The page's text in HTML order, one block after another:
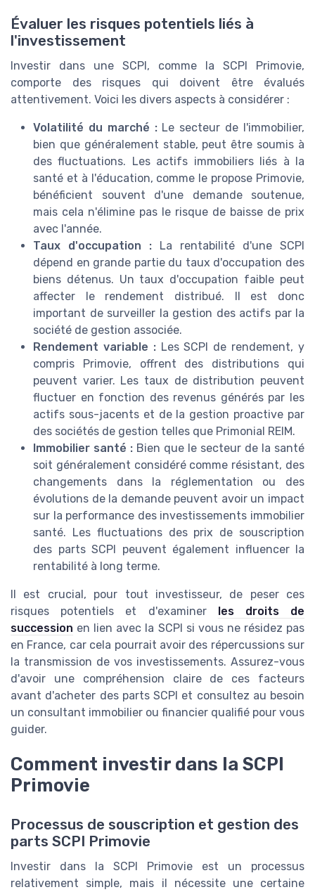
Évaluer les risques potentiels liés à
l'investissement
Investir dans une SCPI, comme la SCPI Primovie,
comporte des risques qui doivent être évalués
attentivement. Voici les divers aspects à considérer :
Volatilité du marché :Le secteur de l'immobilier,
bien que généralement stable, peut être soumis à
des fluctuations. Les actifs immobiliers liés à la
santé et à l'éducation, comme le propose Primovie,
bénéficient souvent d'une demande soutenue,
mais cela n'élimine pas le risque de baisse de prix
avec l'année.
Taux d'occupation : La rentabilité d'une SCPI
dépend en grande partie du taux d'occupation des
biens détenus. Un taux d'occupation faible peut
affecter le rendement distribué. Il est donc
important de surveiller la gestion des actifs par la
société de gestion associée.
Rendement variable :Les SCPI de rendement, y
compris Primovie, offrent des distributions qui
peuvent varier. Les taux de distribution peuvent
fluctuer en fonction des revenus générés par les
actifs sous-jacents et de la gestion proactive par
des sociétés de gestion telles que Primonial REIM.
Immobilier santé : Bien que le secteur de la santé
soit généralement considéré comme résistant, des
changements dans la réglementation ou des
évolutions de la demande peuvent avoir un impact
sur la performance des investissements immobilier
santé. Les fluctuations des prix de souscription
des parts SCPI peuvent également influencer la
rentabilité à long terme.
Il est crucial, pour tout investisseur, de peser ces
risques potentiels et d'examiner les droits de
succession en lien avec la SCPI si vous ne résidez pas
en France, car cela pourrait avoir des répercussions sur
la transmission de vos investissements. Assurez-vous
d'avoir une compréhension claire de ces facteurs
avant d'acheter des parts SCPI et consultez au besoin
un consultant immobilier ou financier qualifié pour vous
guider.
Comment investir dans la SCPI
Primovie
Processus de souscription et gestion des
parts SCPI Primovie
Investir dans la SCPI Primovie est un processus
relativement simple, mais il nécessite une certaine